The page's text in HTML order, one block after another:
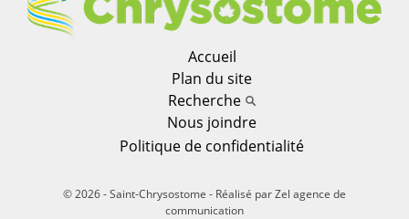
Accueil
Plan du site
Recherche
Nous joindre
Politique de confidentialité
© 2026 - Saint-Chrysostome - Réalisé parZel agence de
communication